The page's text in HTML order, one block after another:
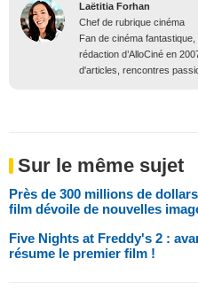
Laëtitia Forhan
Chef de rubrique cinéma
Fan de cinéma fantastique,
rédaction d’AlloCiné en
d'articles, rencontres
Sur le même sujet
Près de 300 millions de
film dévoile de nouvelles
Five Nights at Freddy's 2 :
résume le premier film !